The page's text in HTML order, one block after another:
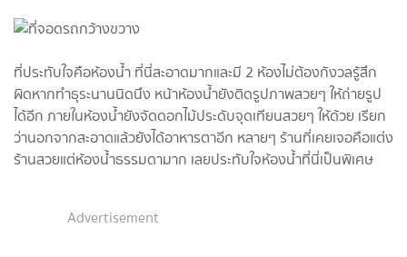
ที่ประทับใจคือห้องน้ำ ที่นี่สะอาดมากและมี 2 ห้องไม่ต้องกังวลรู้สึก
ผิดหากทำธุระนานนิดนึง หน้าห้องน้ำยังติดรูปภาพสวยๆ ให้ถ่ายรูป
ได้อีก ภายในห้องน้ำยังจัดดอกไม้ประดับจุดเทียนสวยๆ ให้ด้วย เรียก
ว่านอกจากสะอาดแล้วยังได้อาหารตาอีก หลายๆ ร้านที่เคยเจอคือแต่ง
ร้านสวยแต่ห้องน้ำธรรมดามาก เลยประทับใจห้องน้ำที่นี่เป็นพิเศษ
Advertisement